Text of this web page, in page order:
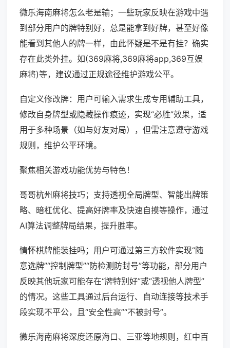
微乐海南麻将怎么老是输；一些玩家反映在游戏中遇
到部分用户的牌特别好，总是能拿到好牌，甚至好像
能看到其他人的牌一样，由此怀疑是不是有挂？确实
存在此类外挂。如(369麻将,369麻将app,369互娱
麻将)等，建议通过正规途径维护游戏公平。
自定义修改牌：用户可输入需求生成专用辅助工具，
修改自身牌型或隐藏操作痕迹，实现“必胜”效果，适
用于多种场景（如与好友对局），但需注意遵守游戏
规则，维护公平环境。
聚焦相关游戏功能优势与特色！
哥哥杭州麻将技巧；支持透视全局牌型、智能出牌策
略、暗杠优化、提高好牌率及快速自摸等操作，通过
AI算法调整牌局结果，提升胜率。
情怀棋牌能装挂吗；用户可通过第三方软件实现“随
意选牌”“控制牌型”“防检测防封号”等功能，部分用户
反映其他玩家可能存在“牌特别好”或“透视他人牌型”
的情况。这些工具通过后台运行、自动连接等技术手
段实现不平公，且“安全性高”“不被封号”。
微乐海南麻将深度还原海口、三亚等地规则，红中百